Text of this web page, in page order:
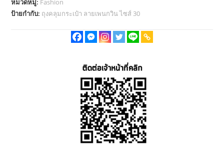
หมวดหมู่: Fashion
ป้ายกำกับ: ถุงคลุมกระเป๋า ลายเพนกวิน ไซส์ 30